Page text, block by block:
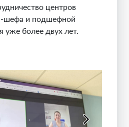
центров
шефа и подшефной
уже более двух лет.